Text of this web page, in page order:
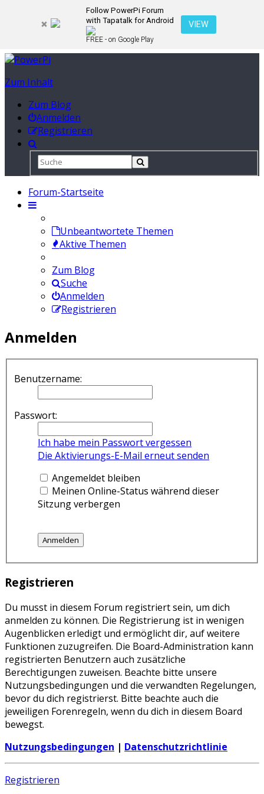
Follow PowerPi Forum
with Tapatalk for Android
FREE - on Google Play
VIEW
Zum Inhalt
Zum Blog
Anmelden
Registrieren
Forum-Startseite
Unbeantwortete Themen
Aktive Themen
Zum Blog
Suche
Anmelden
Registrieren
Anmelden
Benutzername:
Passwort:
Ich habe mein Passwort vergessen
Die Aktivierungs-E-Mail erneut senden
Angemeldet bleiben
Meinen Online-Status während dieser
Sitzung verbergen
Registrieren
Du musst in diesem Forum registriert sein, um dich
anmelden zu können. Die Registrierung ist in wenigen
Augenblicken erledigt und ermöglicht dir, auf weitere
Funktionen zuzugreifen. Die Board-Administration kann
registrierten Benutzern auch zusätzliche
Berechtigungen zuweisen. Beachte bitte unsere
Nutzungsbedingungen und die verwandten Regelungen,
bevor du dich registrierst. Bitte beachte auch die
jeweiligen Forenregeln, wenn du dich in diesem Board
bewegst.
Nutzungsbedingungen | Datenschutzrichtlinie
Registrieren